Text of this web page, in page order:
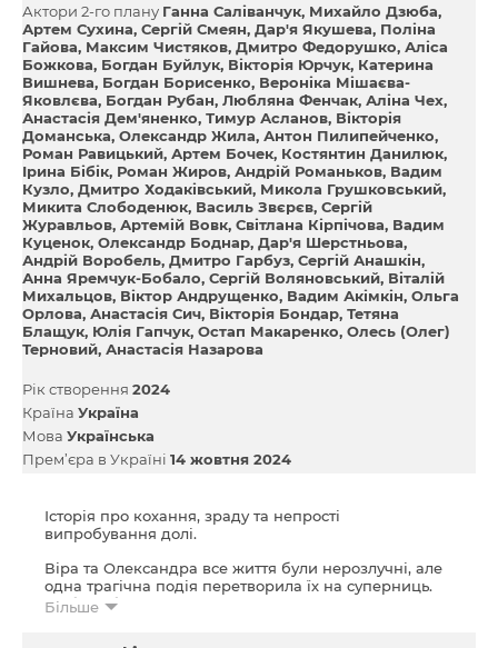
Актори 2-го плану Ганна Саліванчук Михайло Дзюба
Артем Сухина Сергій Смеян Дар'я Якушева Поліна
Гайова Максим Чистяков Дмитро Федорушко Аліса
Божкова Богдан Буйлук Вікторія Юрчук Катерина
Вишнева Богдан Борисенко Вероніка Мішаєва-
Яковлєва Богдан Рубан Любляна Фенчак Аліна Чех
Анастасія Дем'яненко Тимур Асланов Вікторія
Доманська Олександр Жила Антон Пилипейченко
Роман Равицький Артем Бочек Костянтин Данилюк
Ірина Бібік Роман Жиров Андрій Романьков Вадим
Кузло Дмитро Ходаківський Микола Грушковський
Микита Слободенюк Василь Звєрєв Сергій
Журавльов Артемій Вовк Світлана Кірпічова Вадим
Куценок Олександр Боднар Дар'я Шерстньова
Андрій Воробель Дмитро Гарбуз Сергій Анашкін
Анна Яремчук-Бобало Сергій Воляновський Вiталiй
Михальцов Віктор Андрущенко Вадим Акімкін Ольга
Орлова Анастасія Сич Вікторія Бондар Тетяна
Блащук Юлія Гапчук Остап Макаренко Олесь (Олег)
Терновий Анастасія Назарова
Рік створення 2024
Країна Україна
Мова Українська
Прем’єра в Україні 14 жовтня 2024
Історія про кохання, зраду та непрості
випробування долі.
Віра та Олександра все життя були нерозлучні, але
одна трагічна подія перетворила їх на суперниць.
Любов і біль, відданість і помста — кожна з них
Більше